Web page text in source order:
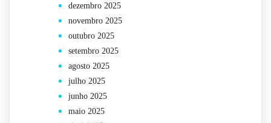
dezembro 2025
novembro 2025
outubro 2025
setembro 2025
agosto 2025
julho 2025
junho 2025
maio 2025